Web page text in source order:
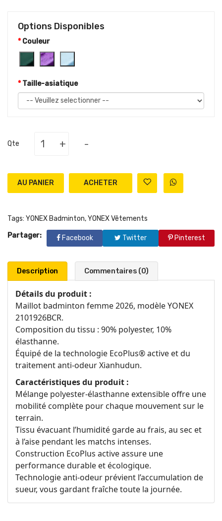
Options Disponibles
Couleur
Taille-asiatique
Qte + -
AU PANIER
Tags: YONEX Badminton,YONEX Vêtements
Partager:
Facebook Twitter Pinterest
Description Commentaires (0)
Détails du produit :
Maillot badminton femme 2026, modèle YONEX
2101926BCR.
Composition du tissu : 90% polyester, 10%
élasthanne.
Équipé de la technologie EcoPlus® active et du
traitement anti-odeur Xianhudun.
Caractéristiques du produit :
Mélange polyester-élasthanne extensible offre une
mobilité complète pour chaque mouvement sur le
terrain.
Tissu évacuant l’humidité garde au frais, au sec et
à l’aise pendant les matchs intenses.
Construction EcoPlus active assure une
performance durable et écologique.
Technologie anti-odeur prévient l’accumulation de
sueur, vous gardant fraîche toute la journée.